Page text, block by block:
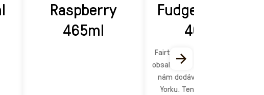
Raspberry
465ml
Fudge Brownie
465ml
Fairtrade čokoládová zmrzlina
obsahuje kúsky brownies, ktoré
nám dodáva pekár z update
Yorku. Ten navyše pomáha